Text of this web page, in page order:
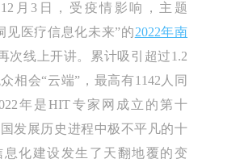
12月3日，受疫情影响，主题
见医疗信息化未来”的2022年南
次线上开讲。累计吸引超过1.2
相会“云端”，最高有1142人同
年是HIT专家网成立的第十
发展历史进程中极不平凡的十
息化建设发生了天翻地覆的变